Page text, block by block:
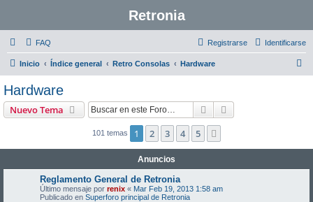
Retronia
FAQ Identificarse
Registrarse
Inicio Índice general Retro Consolas Hardware
Hardware
Nuevo Tema Buscar
101 temas 1 2 3 4 5
Anuncios
Reglamento General de Retronia
Último mensaje por renix « Mar Feb 19, 2013 1:58 am
Publicado en Superforo principal de Retronia